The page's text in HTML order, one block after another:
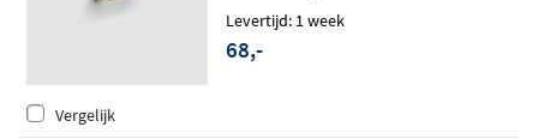
Levertijd: 1 week
68,-
Vergelijk